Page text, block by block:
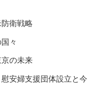
衛戦略
々
の未来
慰安婦支援団体設立と今